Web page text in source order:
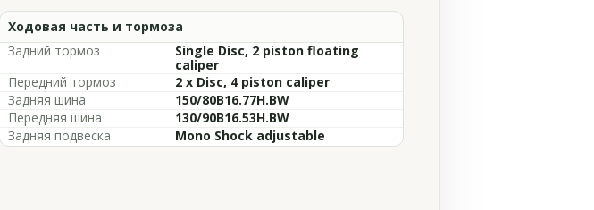
Ходовая часть и тормоза
Задний тормоз
Single Disc, 2 piston floating
caliper
Передний тормоз
2 x Disc, 4 piston caliper
Задняя шина
150/80B16.77H.BW
Передняя шина
130/90B16.53H.BW
Задняя подвеска
Mono Shock adjustable